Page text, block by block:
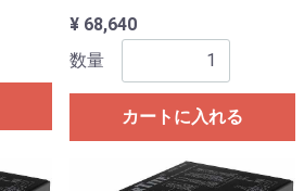
¥ 68,640
数量
カートに入れる